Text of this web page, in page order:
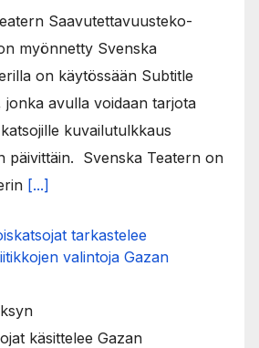
Saavutettavuusteko-
myönnetty Svenska
on käytössään Subtitle
avulla voidaan tarjota
kuvailutulkkaus
päivittäin. Svenska Teatern on
[...]
tarkastelee
valintoja Gazan
käsittelee Gazan